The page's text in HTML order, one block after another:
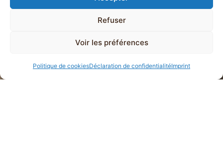
Refuser
Voir les préférences
Politique de cookiesDéclaration de confidentialitéImprint